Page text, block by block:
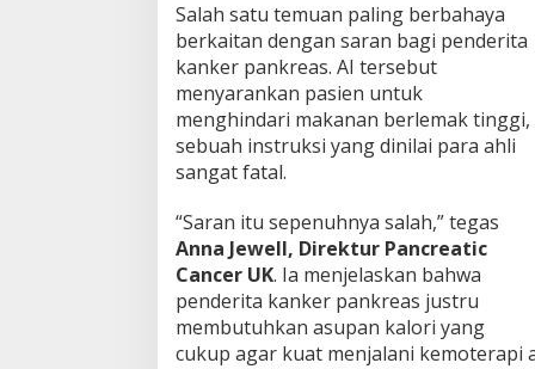
Salah satu temuan paling berbahaya
berkaitan dengan saran bagi penderita
kanker pankreas. AI tersebut
menyarankan pasien untuk
menghindari makanan berlemak tinggi,
sebuah instruksi yang dinilai para ahli
sangat fatal.
“Saran itu sepenuhnya salah,” tegas
Anna Jewell, Direktur Pancreatic
Cancer UK. Ia menjelaskan bahwa
penderita kanker pankreas justru
membutuhkan asupan kalori yang
cukup agar kuat menjalani kemoterapi